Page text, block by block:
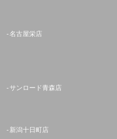
名古屋栄店
サンロード青森店
新潟十日町店